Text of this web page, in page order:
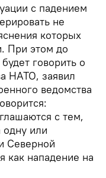
с падением
не
которых
При этом до
говорить о
НАТО, заявил
ведомства
с тем,
одну или
Северной
как нападение на